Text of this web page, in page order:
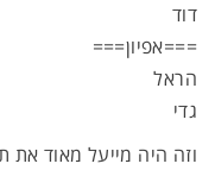
דוד
===אפיון===
הראל
גדי
וזה היה מייעל מאוד את